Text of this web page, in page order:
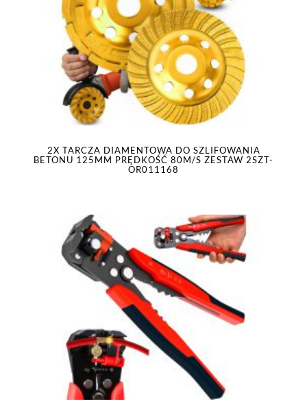
2X TARCZA DIAMENTOWA DO SZLIFOWANIA
BETONU 125MM PRĘDKOŚĆ 80M/S ZESTAW 2SZT-
OR011168